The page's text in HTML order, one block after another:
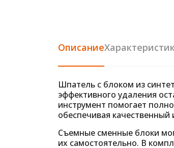
Описание
Шпатель с блоком из
эффективного удаления
инструмент помогает
обеспечивая качественный
Съемные сменные блоки
их самостоятельно. В